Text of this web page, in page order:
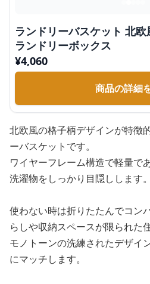
ランドリーバスケット 北
ランドリーボックス
¥4,060
商品の詳細
北欧風の格子柄デザインが特徴
ーバスケットです。
ワイヤーフレーム構造で軽量で
洗濯物をしっかり目隠しします。
使わない時は折りたたんでコン
らしや収納スペースが限られた
モノトーンの洗練されたデザイ
にマッチします。